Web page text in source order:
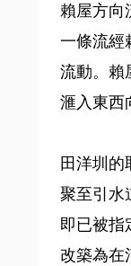
賴屋方向
一條流經
流動。賴
滙入東西
田洋圳的
聚至引水
即已被指
改築為在